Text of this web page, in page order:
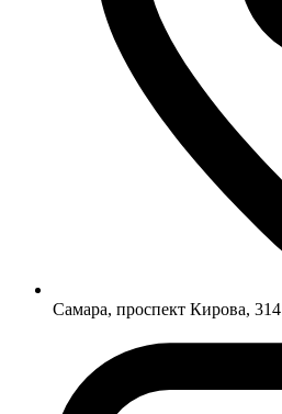
Самара, проспект Кирова, 314